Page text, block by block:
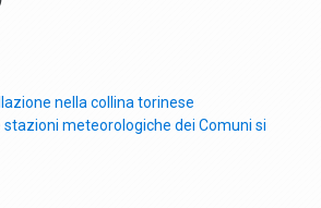
nella collina torinese
stazioni meteorologiche dei Comuni si